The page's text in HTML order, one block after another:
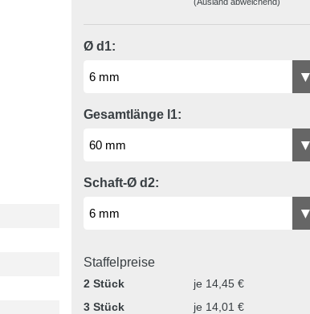
Ø d1:
Gesamtlänge l1:
Schaft-Ø d2:
Staffelpreise
2 Stück
je 14,45 €
3 Stück
je 14,01 €